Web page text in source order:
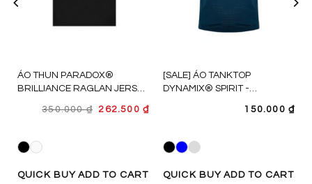
ÁO THUN PARADOX®
BRILLIANCE RAGLAN JERSEY
350.000₫ GIÁ
262.500 ₫GIÁ
262.500 ₫.
QUICK BUY ADD TO CART
[SALE] ÁO TANKTOP
DYNAMIX® SPIRIT -
150.000 ₫
QUICK BUY ADD TO CART